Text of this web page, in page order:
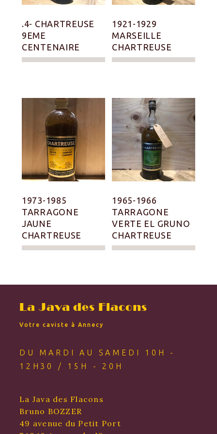
.4- CHARTREUSE
9EME
CENTENAIRE
1921-1929
MARSEILLE
CHARTREUSE
1973-1985
TARRAGONE
JAUNE
CHARTREUSE
1965-1966
TARRAGONE
VERTE EL GRUNO
CHARTREUSE
La Java des Flacons
Votre caviste à Annecy
DU MARDI AU SAMEDI 10H -
12H30 / 15H - 20H
La Java des Flacons
Bruno BOZZER
49 avenue du Petit Port